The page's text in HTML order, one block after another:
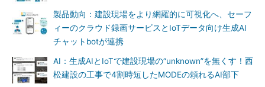
製品動向：建設現場をより網羅的に可視化へ、セーフ
ィーのクラウド録画サービスとIoTデータ向け生成AI
チャットbotが連携
AI：生成AIとIoTで建設現場の“unknown”を無くす！西
松建設の工事で4割時短したMODEの頼れるAI部下